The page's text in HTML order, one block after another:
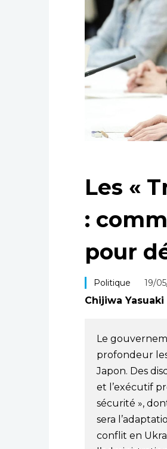
Les «
:
pour
Politique 19/
Chijiwa Yasuaki
Le
profondeur
Japon. Des
et l’exécutif
sécurité »,
sera
conflit en